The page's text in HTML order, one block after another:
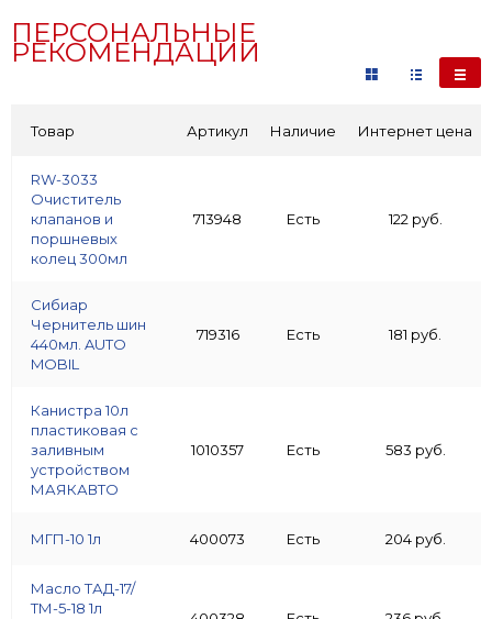
ПЕРСОНАЛЬНЫЕ
РЕКОМЕНДАЦИИ
Товар
RW-3033
Очиститель
клапанов и
поршневых
колец 300мл
Сибиар
Чернитель шин
440мл. AUTO
MOBIL
Канистра 10л
пластиковая с
заливным
устройством
МАЯКАВТО
МГП-10 1л
Масло ТАД-17/
ТМ-5-18 1л
Артикул Наличие Интернет цена
713948 Есть 122 руб.
719316 Есть 181 руб.
1010357 Есть 583 руб.
400073 Есть 204 руб.